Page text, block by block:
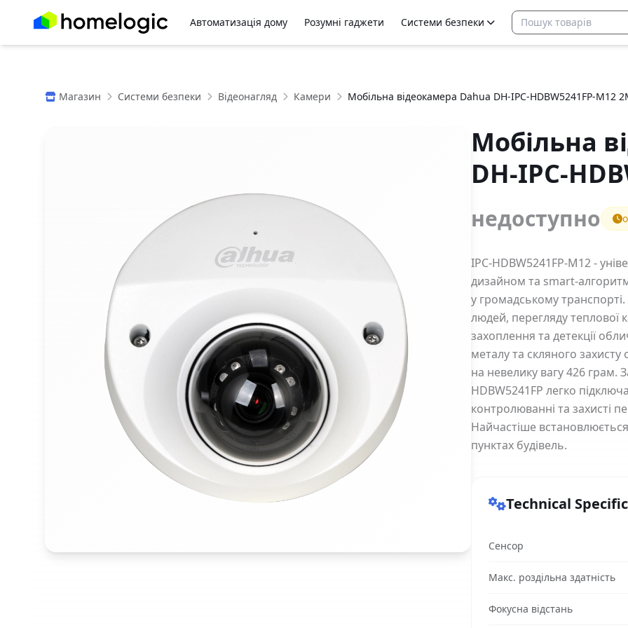
Автоматизація дому Розумні гаджети Системи безпеки
Магазин Системи безпеки Відеонагляд Камери Мобільна відеокамера Dahua DH-IPC-HDBW5241FP-M12
Мобільна
DH-IPC-
недоступно
IPC-HDBW5241FP-M12 -
дизайном та smart-
у громадському
людей, перегляду теплової
захоплення та детекції
металу та скляного
на невелику вагу 426 грам.
HDBW5241FP легко
контролюванні та захисті
Найчастіше
пунктах будівель.
Technical
Сенсор
Макс. роздільна здатність
Фокусна відстань